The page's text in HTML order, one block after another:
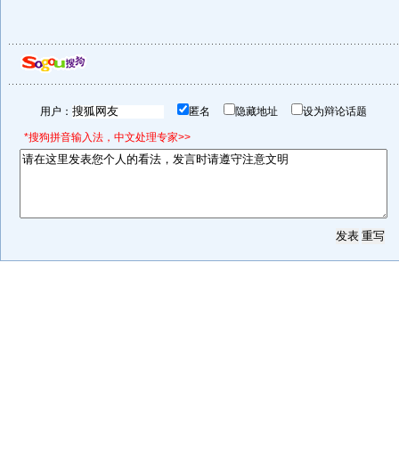
用户： 匿名 隐藏地址 设为辩论话题
*搜狗拼音输入法，中文处理专家>>